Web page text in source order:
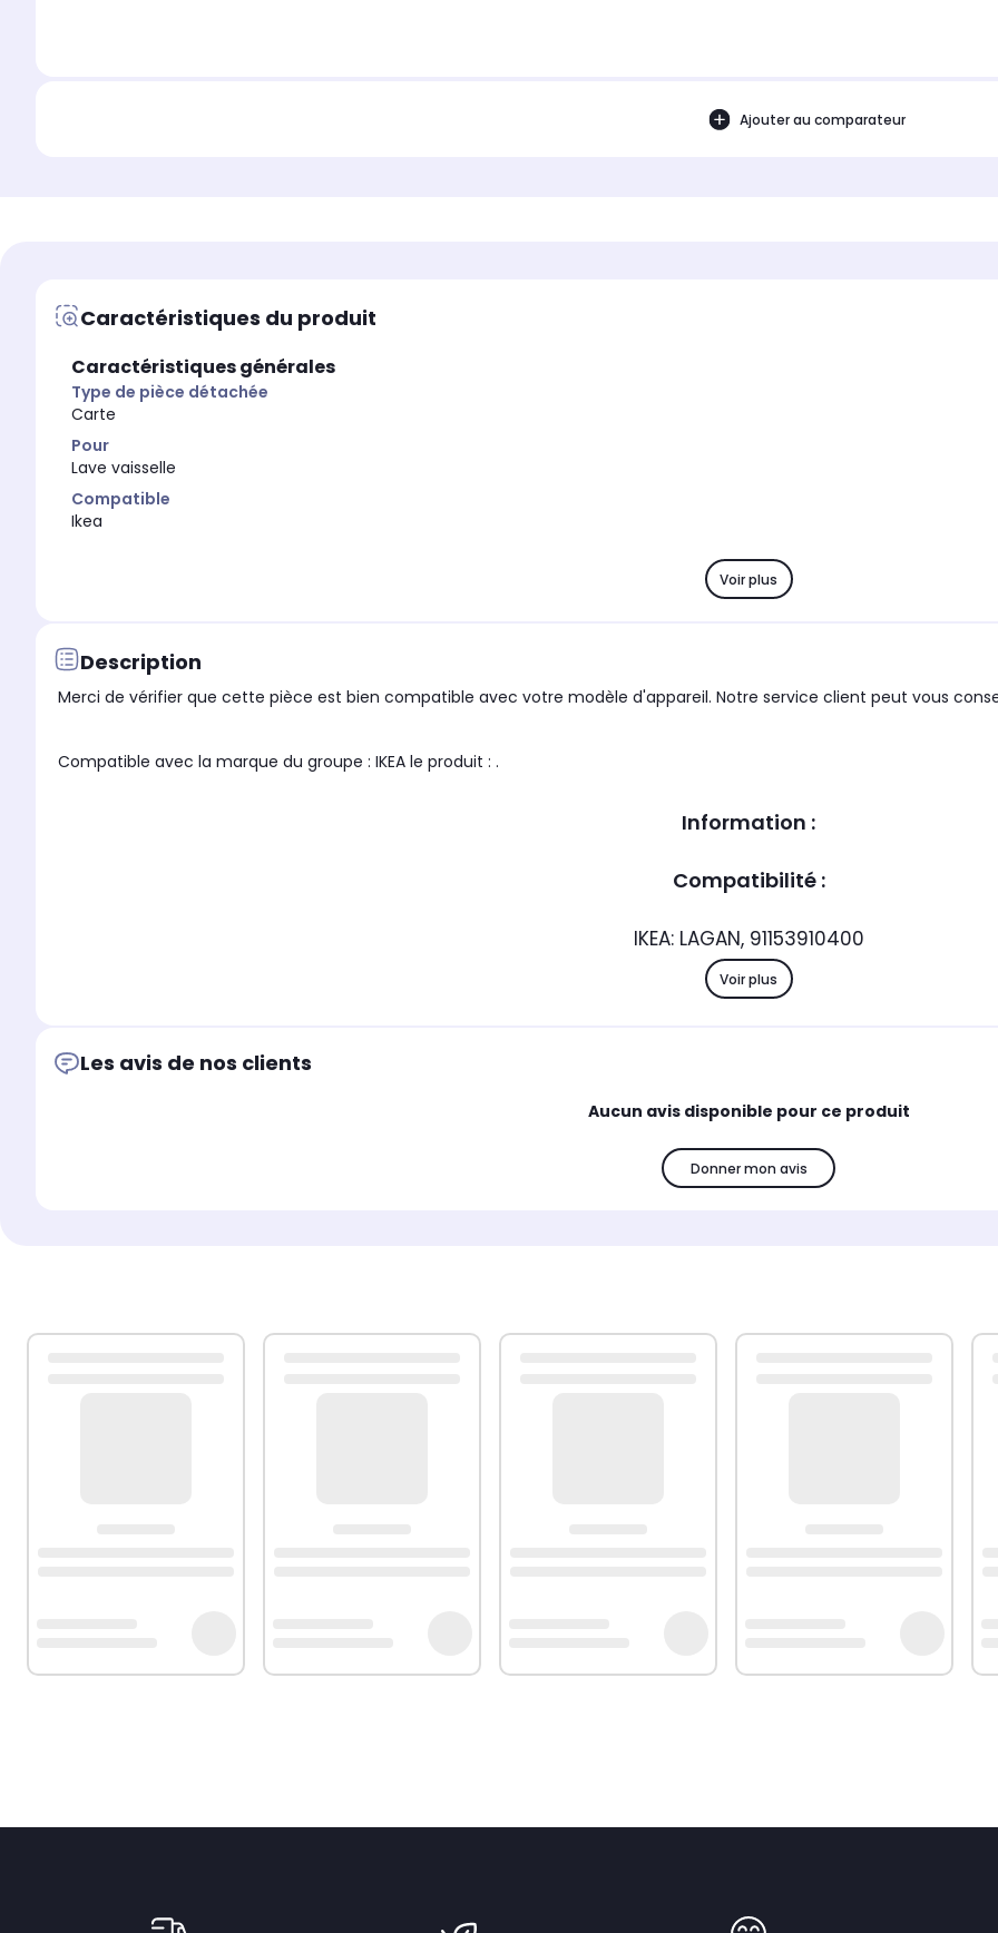
Ajouter au comparateur
Caractéristiques du produit
Caractéristiques générales
Type de pièce détachée
Carte
Pour
Lave vaisselle
Compatible
Ikea
Voir plus
Description
Merci de vérifier que cette pièce est bien compatible avec votre modèle d'appareil. Notre service client peut vous
Compatible avec la marque du groupe : IKEA le produit : .
Information :
Compatibilité :
IKEA: LAGAN, 91153910400
Voir plus
Les avis de nos clients
Aucun avis disponible pour ce produit
Donner mon avis